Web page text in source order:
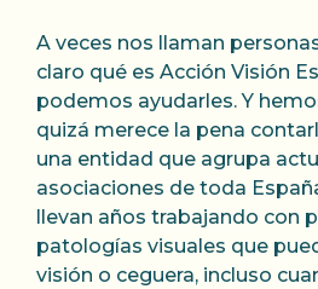
A veces nos llaman
claro qué es Acción Visión
podemos ayudarles. Y
quizá merece la pena
una entidad que agrupa
asociaciones de toda
llevan años trabajando con
patologías visuales que
visión o ceguera, incluso